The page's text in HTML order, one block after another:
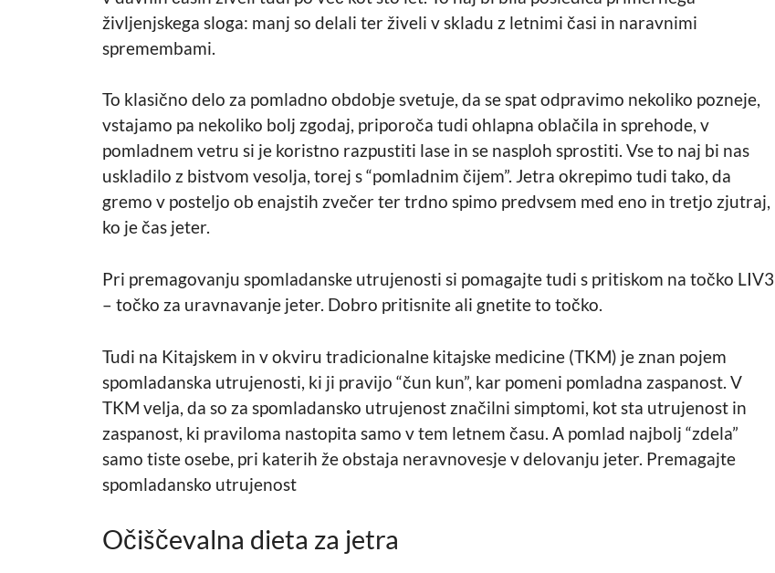
življenjskega sloga: manj so delali ter živeli v skladu z letnimi časi in naravnimi
spremembami.
To klasično delo za pomladno obdobje svetuje, da se spat odpravimo nekoliko pozneje,
vstajamo pa nekoliko bolj zgodaj, priporoča tudi ohlapna oblačila in sprehode, v
pomladnem vetru si je koristno razpustiti lase in se nasploh sprostiti. Vse to naj bi nas
uskladilo z bistvom vesolja, torej s “pomladnim čijem”. Jetra okrepimo tudi tako, da
gremo v posteljo ob enajstih zvečer ter trdno spimo predvsem med eno in tretjo zjutraj,
ko je čas jeter.
Pri premagovanju spomladanske utrujenosti si pomagajte tudi s pritiskom na točko LIV3
– točko za uravnavanje jeter. Dobro pritisnite ali gnetite to točko.
Tudi na Kitajskem in v okviru tradicionalne kitajske medicine (TKM) je znan pojem
spomladanska utrujenosti, ki ji pravijo “čun kun”, kar pomeni pomladna zaspanost. V
TKM velja, da so za spomladansko utrujenost značilni simptomi, kot sta utrujenost in
zaspanost, ki praviloma nastopita samo v tem letnem času. A pomlad najbolj “zdela”
samo tiste osebe, pri katerih že obstaja neravnovesje v delovanju jeter. Premagajte
spomladansko utrujenost
Očiščevalna dieta za jetra